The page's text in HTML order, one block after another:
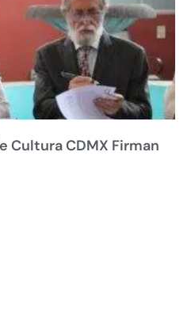
Cultura CDMX Firman